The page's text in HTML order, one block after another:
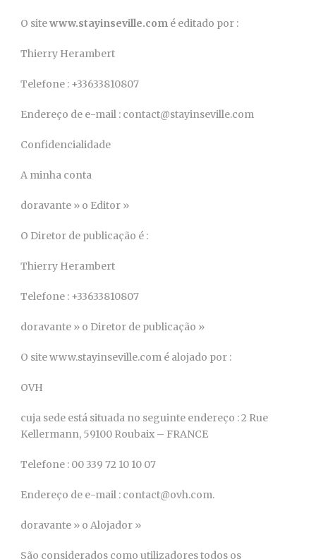
O sitewww.stayinseville.com é editado por :
Thierry Herambert
Telefone : +33633810807
Endereço de e-mail : contact@stayinseville.com
Confidencialidade
A minha conta
doravante » o Editor »
O Diretor de publicação é :
Thierry Herambert
Telefone : +33633810807
doravante » o Diretor de publicação »
O site www.stayinseville.com é alojado por :
OVH
cuja sede está situada no seguinte endereço : 2 Rue
Kellermann, 59100 Roubaix – FRANCE
Telefone : 00 339 72 10 10 07
Endereço de e-mail : contact@ovh.com.
doravante » o Alojador »
São considerados como utilizadores todos os